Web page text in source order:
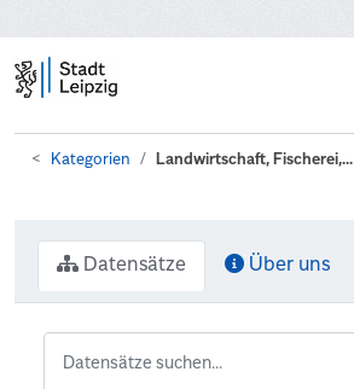
Kategorien Landwirtschaft, Fischerei,...
Datensätze Über uns